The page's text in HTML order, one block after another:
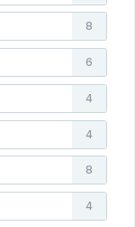
8
6
4
4
8
4